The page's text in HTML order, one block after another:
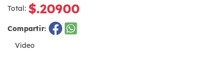
Total: $.20900
Compartir:
Video